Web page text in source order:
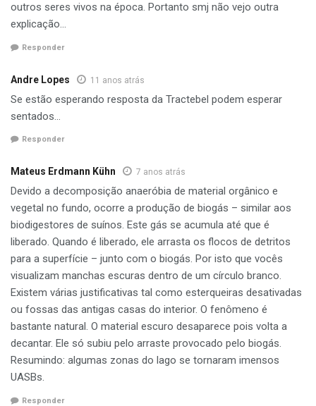
outros seres vivos na época. Portanto smj não vejo outra
explicação…
Responder
Andre Lopes 11 anos atrás
Se estão esperando resposta da Tractebel podem esperar
sentados…
Responder
Mateus Erdmann Kühn 7 anos atrás
Devido a decomposição anaeróbia de material orgânico e
vegetal no fundo, ocorre a produção de biogás – similar aos
biodigestores de suínos. Este gás se acumula até que é
liberado. Quando é liberado, ele arrasta os flocos de detritos
para a superfície – junto com o biogás. Por isto que vocês
visualizam manchas escuras dentro de um círculo branco.
Existem várias justificativas tal como esterqueiras desativadas
ou fossas das antigas casas do interior. O fenômeno é
bastante natural. O material escuro desaparece pois volta a
decantar. Ele só subiu pelo arraste provocado pelo biogás.
Resumindo: algumas zonas do lago se tornaram imensos
UASBs.
Responder